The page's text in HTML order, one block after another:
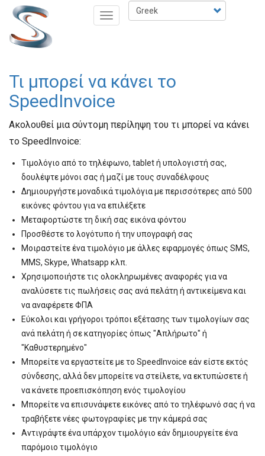
Παράκαμψη
προς
κυρίως
Select
your
Toggle
Τι μπορεί να κάνει το
SpeedInvoice
Ακολουθεί μια σύντομη περίληψη του τι μπορεί να κάνει
το SpeedInvoice:
Τιμολόγιο από το τηλέφωνο, tablet ή υπολογιστή σας,
δουλέψτε μόνοι σας ή μαζί με τους συναδέλφους
Δημιουργήστε μοναδικά τιμολόγια με περισσότερες από 500
εικόνες φόντου για να επιλέξετε
Μεταφορτώστε τη δική σας εικόνα φόντου
Προσθέστε το λογότυπο ή την υπογραφή σας
Μοιραστείτε ένα τιμολόγιο με άλλες εφαρμογές όπως SMS,
MMS, Skype, Whatsapp κλπ.
Χρησιμοποιήστε τις ολοκληρωμένες αναφορές για να
αναλύσετε τις πωλήσεις σας ανά πελάτη ή αντικείμενα και
να αναφέρετε ΦΠΑ
Εύκολοι και γρήγοροι τρόποι εξέτασης των τιμολογίων σας
ανά πελάτη ή σε κατηγορίες όπως "Απλήρωτο" ή
"Καθυστερημένο"
Μπορείτε να εργαστείτε με το SpeedInvoice εάν είστε εκτός
σύνδεσης, αλλά δεν μπορείτε να στείλετε, να εκτυπώσετε ή
να κάνετε προεπισκόπηση ενός τιμολογίου
Μπορείτε να επισυνάψετε εικόνες από το τηλέφωνό σας ή να
τραβήξετε νέες φωτογραφίες με την κάμερά σας
Αντιγράψτε ένα υπάρχον τιμολόγιο εάν δημιουργείτε ένα
παρόμοιο τιμολόγιο